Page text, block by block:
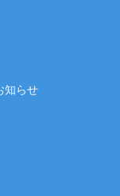
知らせ